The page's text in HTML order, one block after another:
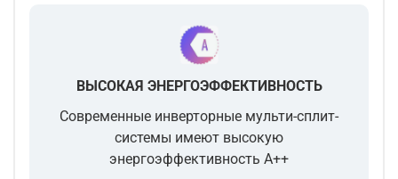
ВЫСОКАЯ ЭНЕРГОЭФФЕКТИВНОСТЬ
Современные инверторные мульти-сплит-
системы имеют высокую
энергоэффективность A++